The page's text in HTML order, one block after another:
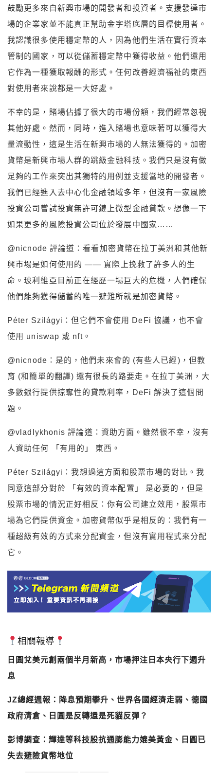
鼓勵更多來自新興市場的開發者和投資者。支援發達市
場的企業家並不能真正幫助金字塔底層的目標使用者。
我認識很多使用穩定幣的人，因為他們生活在實行資本
管制的國家，可以從儲蓄穩定幣中獲得收益。他們還用
它作為一種獲取報酬的形式。任何改善經濟福祉的東西
對使用者來說都是一大好處。
不幸的是，賭場佔據了很大的市場份額，我們經常忽視
其他好處。然而，同時，進入賭場也意味著可以獲得大
量流動性，這是生活在新興市場的人無法獲得的。加密
貨幣是新興市場人群的跳級金融科技。我們只是沒有做
足夠的工作來突出其獨特的用例並支援當地的開發者。
我們已經進入去中心化金融領域多年，但沒有一家風險
投資公司嘗試投資無許可鏈上微型金融貸款。想像一下
如果更多的風險投資公司位於發展中國家……
@nicnode 評論道：看看加密貨幣在拉丁美洲和其他新
興市場是如何使用的 —— 實際上挽救了許多人的生
命。玻利維亞目前正在經歷一場巨大的危機，人們確保
他們能夠獲得儲蓄的唯一避難所就是加密貨幣。
Péter Szilágyi：但它們不會使用 DeFi 協議，也不會
使用 uniswap 或 nft。
@nicnode：是的，他們未來會的 (有些人已經)，但教
育 (和簡單的翻譯) 還有很長的路要走。在拉丁美洲，大
多數銀行提供掠奪性的貸款利率，DeFi 解決了這個問
題。
@vladlykhonis 評論道：資助方面。雖然很不幸，沒有
人資助任何 「有用的」 東西。
Péter Szilágyi：我想過這方面和股票市場的對比。我
同意這部分對於 「有效的資本配置」 是必要的，但是
股票市場的情況正好相反：你有公司建立效用，股票市
場為它們提供資金。加密貨幣似乎是相反的：我們有一
種超級有效的方式來分配資金，但沒有實用程式來分配
它。
相關報導
日圓兌美元創兩個半月新高，市場押注日本央行下週升
息
JZ總經週報：降息預期攀升、世界各國經濟走弱、德國
政府清倉、日圓是反轉還是死貓反彈？
彭博調查：輝達等科技股抗通膨能力媲美黃金、日圓已
失去避險貨幣地位